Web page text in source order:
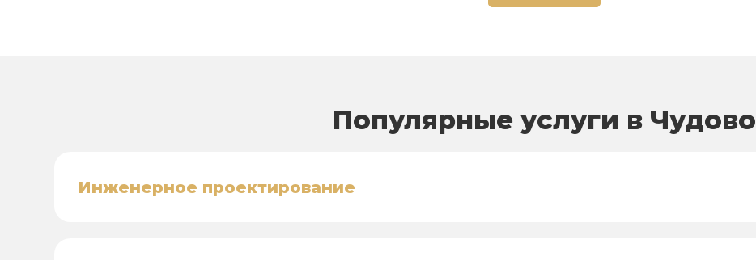
Популярные услуги в Чудово
Инженерное проектирование